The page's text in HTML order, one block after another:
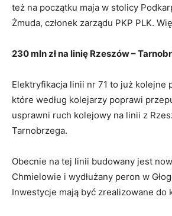
też na początku maja w stolicy
Żmuda, członek zarządu PKP PLK.
230 mln zł na linię Rzeszów –
Elektryfikacja linii nr 71 to już kolejne
które według kolejarzy poprawi
usprawni ruch kolejowy na linii z
Tarnobrzega.
Obecnie na tej linii budowany jest
Chmielowie i wydłużany peron w
Inwestycje mają być zrealizowane do